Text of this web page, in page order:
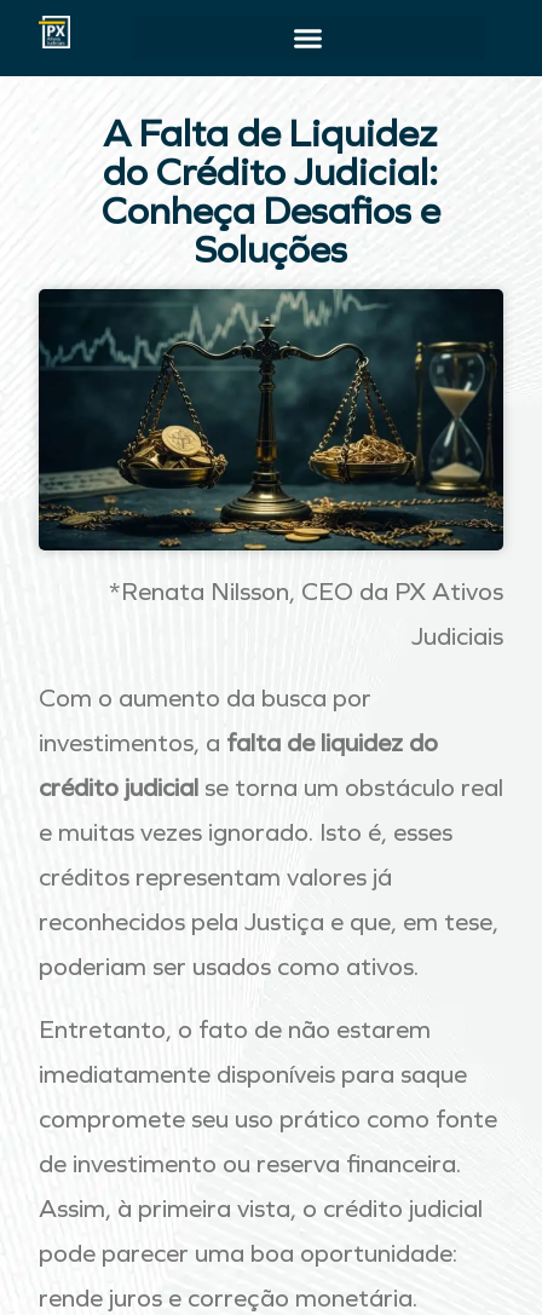
A Falta de Liquidez
do Crédito Judicial:
Conheça Desafios e
Soluções
*Renata Nilsson, CEO da PX Ativos
Judiciais
Com o aumento da busca por
investimentos, a falta de liquidez do
crédito judicial se torna um obstáculo real
e muitas vezes ignorado. Isto é, esses
créditos representam valores já
reconhecidos pela Justiça e que, em tese,
poderiam ser usados como ativos.
Entretanto, o fato de não estarem
imediatamente disponíveis para saque
compromete seu uso prático como fonte
de investimento ou reserva financeira.
Assim, à primeira vista, o crédito judicial
pode parecer uma boa oportunidade:
rende juros e correção monetária.